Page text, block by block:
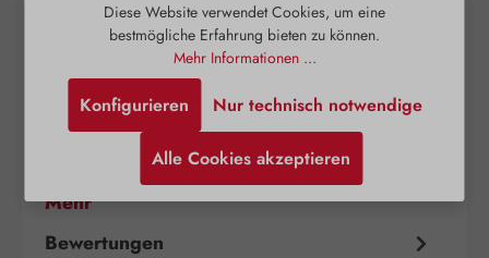
Beschreibung
L-Ornithin / L-Tryptophan 1:1 GPH Kapseln
kombinieren die bedeutenden Eigenschaften
zweier Aminosäuren, die eine wichtige Ro…
Mehr
Bewertungen
Diese Website verwendet Cookies, um eine
bestmögliche Erfahrung bieten zu können.
Mehr Informationen ...
Nur technisch notwendige
Konfigurieren
Alle Cookies akzeptieren